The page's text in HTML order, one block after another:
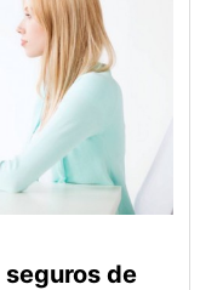
seguros de